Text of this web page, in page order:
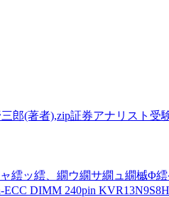
郎(著者),zip証券アナリスト受
繧ッ繧、繝ウ繝サ繝ュ繝槭Φ
DIMM 240pin